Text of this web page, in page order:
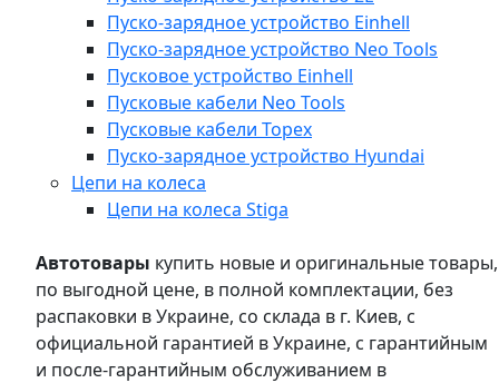
Пуско-зарядное устройство Einhell
Пуско-зарядное устройство Neo Tools
Пусковое устройство Einhell
Пусковые кабели Neo Tools
Пусковые кабели Topex
Пуско-зарядное устройство Hyundai
Цепи на колеса
Цепи на колеса Stiga
Автотовары купить новые и оригинальные товары,
по выгодной цене, в полной комплектации, без
распаковки в Украине, со склада в г. Киев, с
официальной гарантией в Украине, с гарантийным
и после-гарантийным обслуживанием в